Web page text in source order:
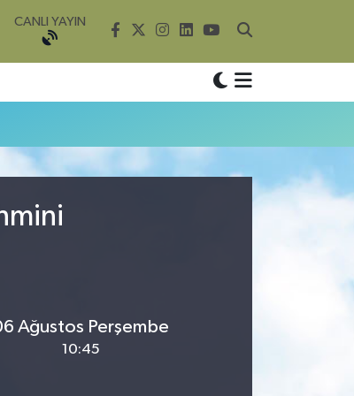
CANLI YAYIN
Ağustos Perşembe
10:45